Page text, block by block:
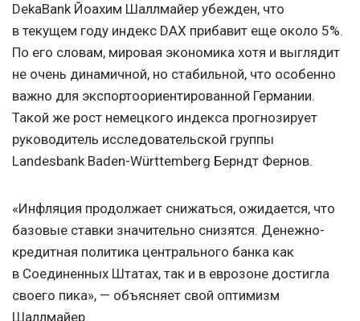
DekaBank Йоахим Шаллмайер убежден, что
в текущем году индекс DAX прибавит еще около 5%.
По его словам, мировая экономика хотя и выглядит
не очень динамичной, но стабильной, что особенно
важно для экспортоориентированной Германии.
Такой же рост немецкого индекса прогнозирует
руководитель исследовательской группы
Landesbank Baden-Württemberg Берндт Фернов.
«Инфляция продолжает снижаться, ожидается, что
базовые ставки значительно снизятся. Денежно-
кредитная политика центрального банка как
в Соединенных Штатах, так и в еврозоне достигла
своего пика», — объясняет свой оптимизм
Шаллмайер.